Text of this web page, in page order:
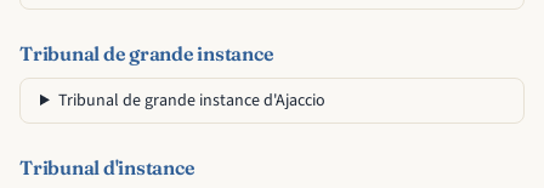
Tribunal de grande instance
Tribunal de grande instance d'Ajaccio
Tribunal d'instance